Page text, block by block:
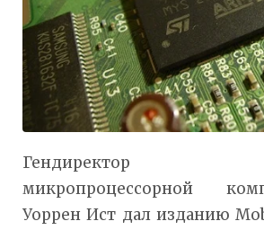
Гендиректор
микропроцессорной
Уоррен Ист дал изданию